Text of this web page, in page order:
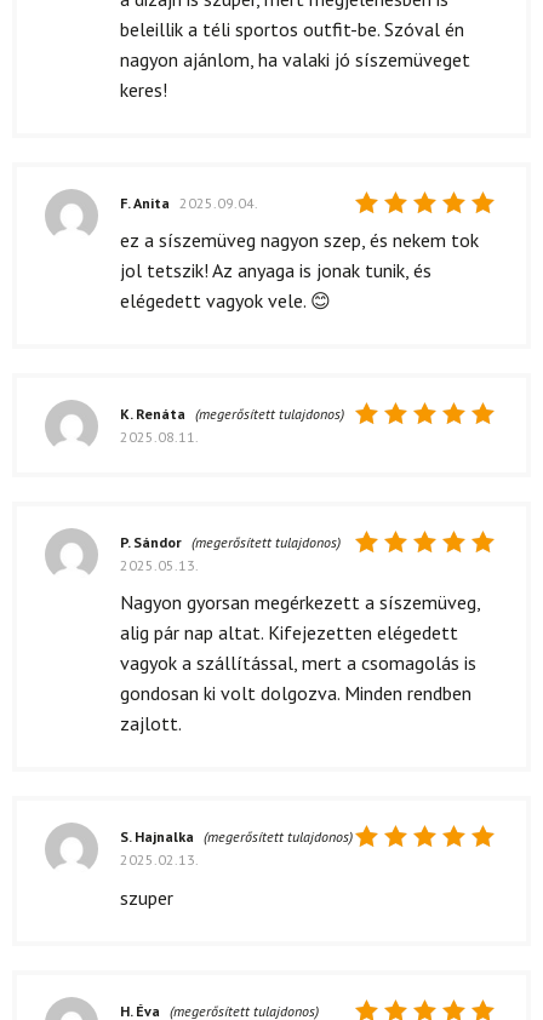
beleillik a téli sportos outfit-be. Szóval én
nagyon ajánlom, ha valaki jó síszemüveget
keres!
Értékelés:
5
F. Anita 2025.09.04.
ez a síszemüveg nagyon szep, és nekem tok
jol tetszik! Az anyaga is jonak tunik, és
elégedett vagyok vele. 😊
K. Renáta (megerősített tulajdonos)
2025.08.11.
5/ 5
P. Sándor (megerősített tulajdonos)
2025.05.13.
Nagyon gyorsan megérkezett a síszemüveg,
alig pár nap altat. Kifejezetten elégedett
vagyok a szállítással, mert a csomagolás is
gondosan ki volt dolgozva. Minden rendben
zajlott.
S. Hajnalka (megerősített tulajdonos)
2025.02.13.
szuper
H. Éva (megerősített tulajdonos)